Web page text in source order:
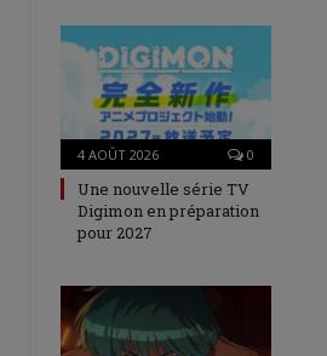
4 AOÛT 2026 0
Une nouvelle série TV
Digimon en préparation
pour 2027